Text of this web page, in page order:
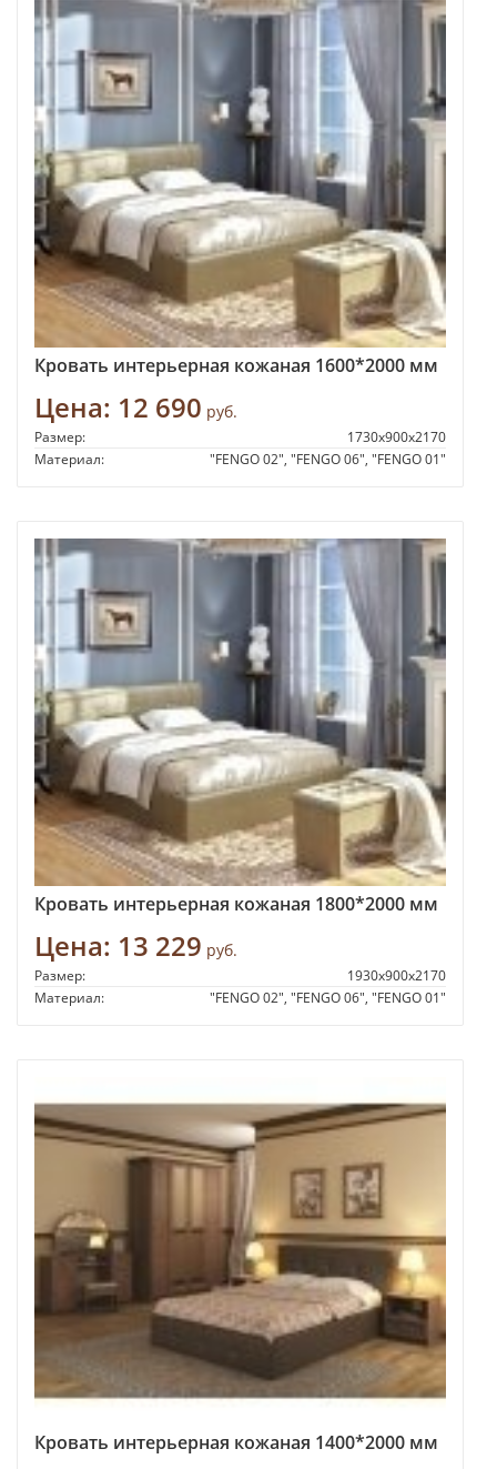
Кровать интерьерная кожаная 1600*2000 мм
Цена: 12 690 руб.
Размер:
1730x900x2170
Материал:
"FENGO 02", "FENGO 06", "FENGO 01"
Кровать интерьерная кожаная 1800*2000 мм
Цена: 13 229 руб.
Размер:
1930x900x2170
Материал:
"FENGO 02", "FENGO 06", "FENGO 01"
Кровать интерьерная кожаная 1400*2000 мм